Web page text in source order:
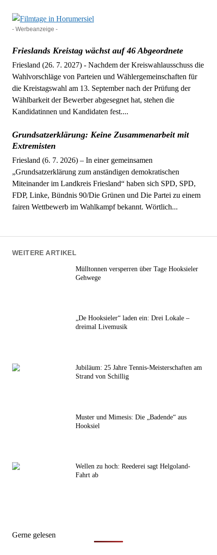
- Werbeanzeige -
Frieslands Kreistag wächst auf 46 Abgeordnete
Friesland (26. 7. 2027) - Nachdem der Kreiswahlausschuss die
Wahlvorschläge von Parteien und Wählergemeinschaften für
die Kreistagswahl am 13. September nach der Prüfung der
Wählbarkeit der Bewerber abgesegnet hat, stehen die
Kandidatinnen und Kandidaten fest....
Grundsatzerklärung: Keine Zusammenarbeit mit
Extremisten
Friesland (6. 7. 2026) – In einer gemeinsamen
„Grundsatzerklärung zum anständigen demokratischen
Miteinander im Landkreis Friesland“ haben sich SPD, SPD,
FDP, Linke, Bündnis 90/Die Grünen und Die Partei zu einem
fairen Wettbewerb im Wahlkampf bekannt. Wörtlich...
WEITERE ARTIKEL
Mülltonnen versperren über Tage Hooksieler
Gehwege
„De Hooksieler“ laden ein: Drei Lokale –
dreimal Livemusik
Jubiläum: 25 Jahre Tennis-Meisterschaften am
Strand von Schillig
Muster und Mimesis: Die „Badende“ aus
Hooksiel
Wellen zu hoch: Reederei sagt Helgoland-
Fahrt ab
Gerne gelesen